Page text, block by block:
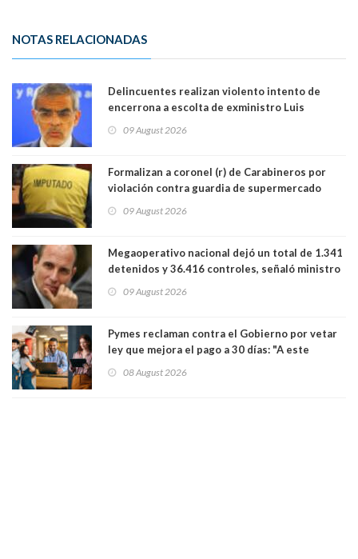
NOTAS RELACIONADAS
Delincuentes realizan violento intento de
encerrona a escolta de exministro Luis
Lo Espejo
09 August 2026
Formalizan a coronel (r) de Carabineros por
violación contra guardia de supermercado
09 August 2026
Megaoperativo nacional dejó un total de 1.341
detenidos y 36.416 controles, señaló ministro
09 August 2026
Pymes reclaman contra el Gobierno por vetar
ley que mejora el pago a 30 días: "A este
medianas empresas"
08 August 2026